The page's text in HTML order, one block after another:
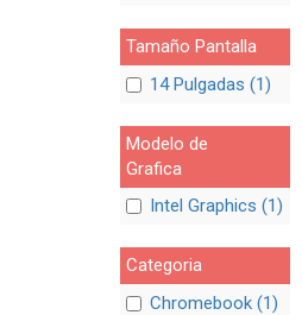
Tamaño Pantalla
14 Pulgadas (1)
Modelo de
Grafica
Intel Graphics (1)
Categoria
Chromebook (1)